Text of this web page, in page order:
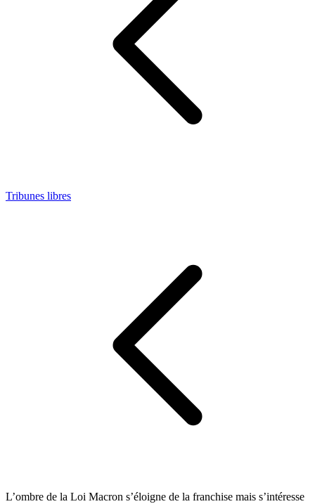
Tribunes libres
L’ombre de la Loi Macron s’éloigne de la franchise mais s’intéresse